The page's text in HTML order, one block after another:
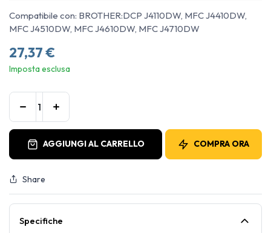
Compatibile con: BROTHER:DCP J4110DW, MFC J4410DW,
MFC J4510DW, MFC J4610DW, MFC J4710DW
27,37€
Imposta esclusa
AGGIUNGI AL CARRELLO COMPRA ORA
Share
Specifiche